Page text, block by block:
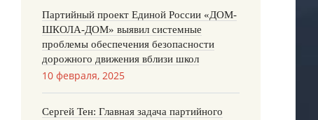
Партийный проект Единой России «ДОМ-
ШКОЛА-ДОМ» выявил системные
проблемы обеспечения безопасности
дорожного движения вблизи школ
10 февраля, 2025
Сергей Тен: Главная задача партийного